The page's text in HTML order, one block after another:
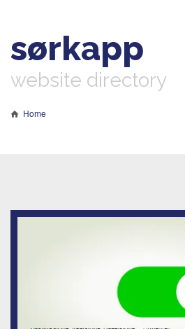
sørkapp
website directory
Home